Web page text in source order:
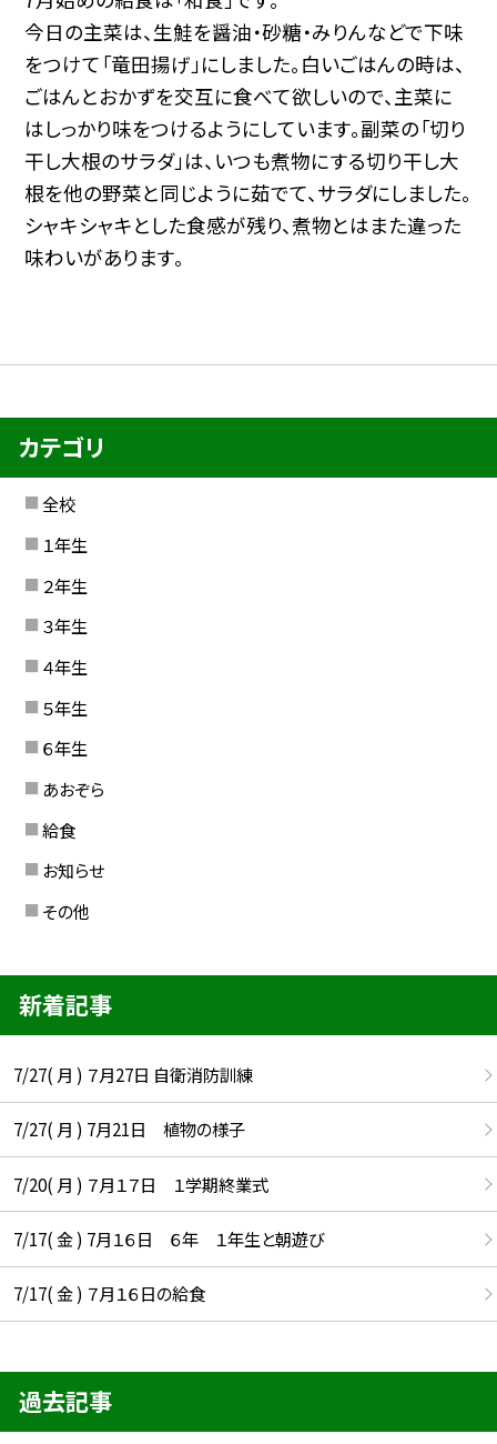
今日の主菜は、生鮭を醤油・砂糖・みりんなどで下味
をつけて「竜田揚げ」にしました。白いごはんの時は、
ごはんとおかずを交互に食べて欲しいので、主菜に
はしっかり味をつけるようにしています。副菜の「切り
干し大根のサラダ」は、いつも煮物にする切り干し大
根を他の野菜と同じように茹でて、サラダにしました。
シャキシャキとした食感が残り、煮物とはまた違った
味わいがあります。
カテゴリ
全校
１年生
２年生
３年生
４年生
５年生
６年生
あおぞら
給食
お知らせ
その他
新着記事
7/27( 月 ) ７月27日 自衛消防訓練
7/27( 月 ) 7月21日 植物の様子
7/20( 月 ) ７月１７日 １学期終業式
7/17( 金 ) 7月１６日 ６年 １年生と朝遊び
7/17( 金 ) ７月１６日の給食
過去記事